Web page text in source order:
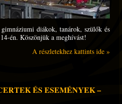
diákok, tanárok, szülők és
én. Köszönjük a meghívást!
A részletekhez kattints ide »
ÉS ESEMÉNYEK –